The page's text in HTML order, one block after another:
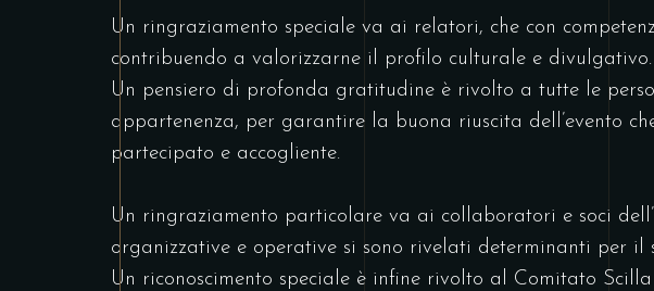
Un ringraziamento speciale va ai relatori, che con
contribuendo a valorizzarne il profilo culturale e divulgativo.
Un pensiero di profonda gratitudine è rivolto a tutte le
appartenenza, per garantire la buona riuscita dell’evento
partecipato e accogliente.
Un ringraziamento particolare va ai collaboratori e soci
organizzative e operative si sono rivelati determinanti per il
Un riconoscimento speciale è infine rivolto al Comitato